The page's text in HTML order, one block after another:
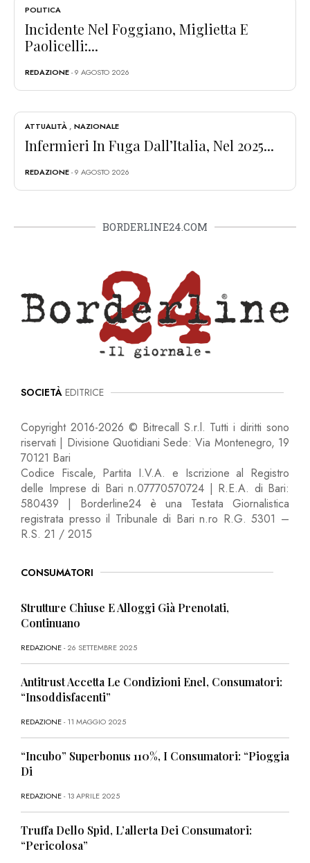
POLITICA
Incidente Nel Foggiano, Miglietta E
Paolicelli:...
REDAZIONE- 9 AGOSTO 2026
ATTUALITÀ , NAZIONALE
Infermieri In Fuga Dall’Italia, Nel 2025...
REDAZIONE- 9 AGOSTO 2026
BORDERLINE24.COM
SOCIETÀ EDITRICE
Copyright 2016-2026 © Bitrecall S.r.l. Tutti i diritti sono
riservati | Divisione Quotidiani Sede: Via Montenegro, 19
70121 Bari
Codice Fiscale, Partita I.V.A. e Iscrizione al Registro
delle Imprese di Bari n.07770570724 | R.E.A. di Bari:
580439 | Borderline24 è una Testata Giornalistica
registrata presso il Tribunale di Bari n.ro R.G. 5301 –
R.S. 21 / 2015
CONSUMATORI
Strutture Chiuse E Alloggi Già Prenotati,
Continuano
REDAZIONE- 26 SETTEMBRE 2025
Antitrust Accetta Le Condizioni Enel, Consumatori:
“Insoddisfacenti”
REDAZIONE- 11 MAGGIO 2025
“Incubo” Superbonus 110%, I Consumatori: “Pioggia
Di
REDAZIONE- 13 APRILE 2025
Truffa Dello Spid, L’allerta Dei Consumatori:
“Pericolosa”